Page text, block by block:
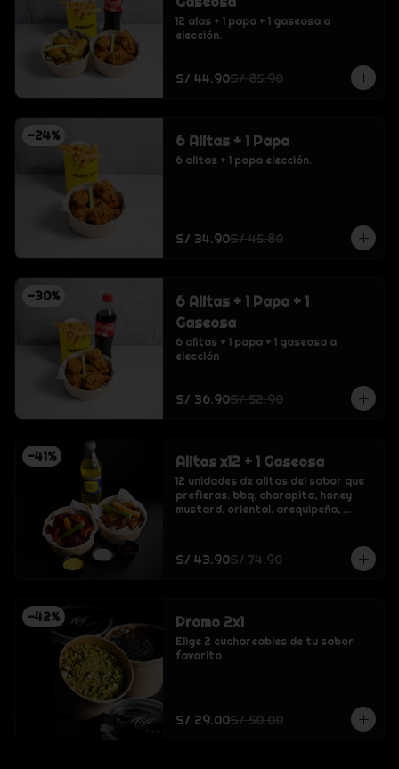
12 alas + 1 papa + 1 gaseosa a
elección.
S/ 44.90S/ 85.90
-24% 6 Alitas + 1 Papa
6 alitas + 1 papa elección.
S/ 34.90S/ 45.80
-30%
6 Alitas + 1 Papa + 1
Gaseosa
6 alitas + 1 papa + 1 gaseosa a
elección
S/ 36.90S/ 52.90
-41% Alitas x12 + 1 Gaseosa
12 unidades de alitas del sabor que
prefieras: bbq, charapita, honey
mustard, oriental, arequipeña,
cola cero sin azucar, agua sin gas
san luis
S/ 43.90S/ 74.90
-42% Promo 2x1
Elige 2 cuchareables de tu sabor
favorito
S/ 29.00S/ 50.00